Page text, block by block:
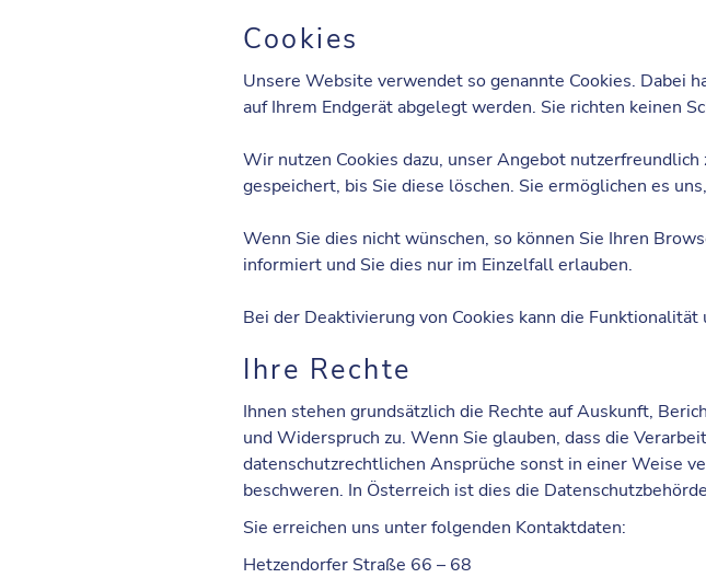
Cookies
Unsere Website verwendet so genannte Cookies. Dabei
auf Ihrem Endgerät abgelegt werden. Sie richten keinen
Wir nutzen Cookies dazu, unser Angebot
gespeichert, bis Sie diese löschen. Sie ermöglichen es
Wenn Sie dies nicht wünschen, so können Sie Ihren
informiert und Sie dies nur im Einzelfall erlauben.
Bei der Deaktivierung von Cookies kann die
Ihre Rechte
Ihnen stehen grundsätzlich die Rechte auf Auskunft,
und Widerspruch zu. Wenn Sie glauben, dass die
datenschutzrechtlichen Ansprüche sonst in einer Weise
beschweren. In Österreich ist dies die
Sie erreichen uns unter folgenden Kontaktdaten:
Hetzendorfer Straße 66 – 68